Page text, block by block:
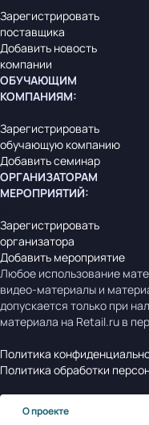
Зарегистрировать
поставщика
Добавить новость
компании
ОБУЧАЮЩИМ
КОМПАНИЯМ:
Зарегистрировать
обучающую компанию
Добавить семинар
ОРГАНИЗАТОРАМ
МЕРОПРИЯТИЙ:
Зарегистрировать
организатора
Добавить мероприятие
Любое использование
видео-материалы и
допускается только при
материала на Retail.ru в
Политика
Политика обработки
О проекте